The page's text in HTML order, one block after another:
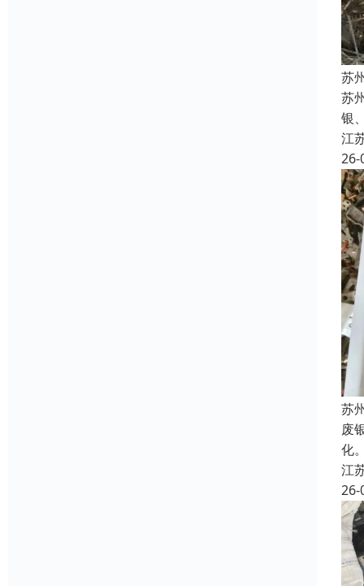
苏
苏
银
江
26-
苏
废
化
江
26-